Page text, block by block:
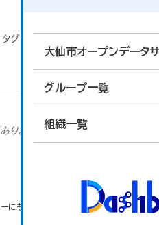
大仙市オープンデータ
グループ一覧
組織一覧
タグ:
りません
にもアクセス可能ですAPI(see